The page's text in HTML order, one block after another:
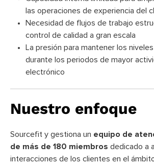
las operaciones de experiencia del
Necesidad de flujos de trabajo
control de calidad a gran escala
La presión para mantener los
durante los periodos de mayor
electrónico
Nuestro enfoque
Sourcefit y gestiona un equipo de
de más de 180 miembros dedicado a
interacciones de los clientes en el